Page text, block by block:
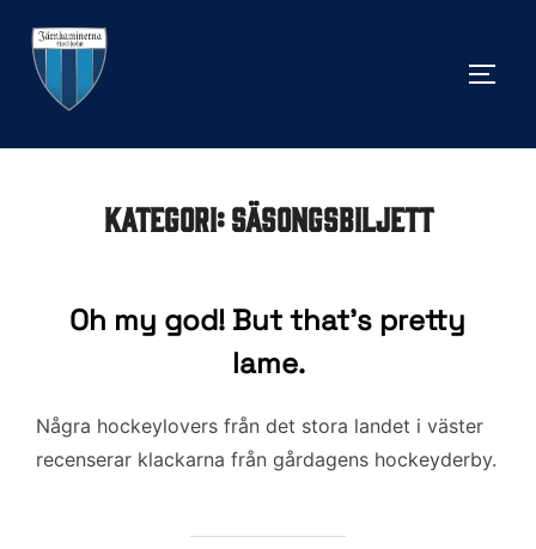
innehåll
Kategori:säsongsbiljett
Oh my god! But that's pretty
lame.
Några hockeylovers från det stora landet i väster
recenserar klackarna från gårdagens hockeyderby.